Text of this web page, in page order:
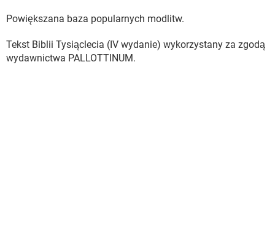
Powiększana baza popularnych modlitw.
Tekst Biblii Tysiąclecia (IV wydanie) wykorzystany za zgodą
wydawnictwa PALLOTTINUM.